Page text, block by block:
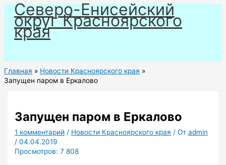
Перейти
содержимому
Северо-Енисейский
округ Красноярского
края
Главная
Новости Красноярского края
Запущен паром в Еркалово
Запущен паром в Еркалово
1 комментарий / Новости Красноярского края / Отadmin
/04.04.2019
Просмотров: 7 808